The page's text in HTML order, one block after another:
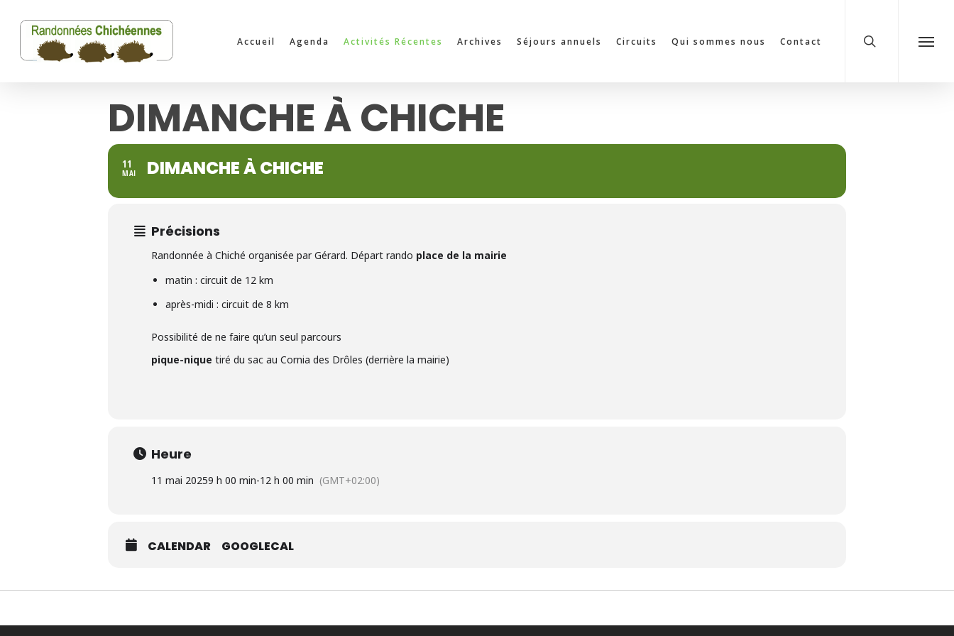
content
Accueil Agenda Activités Récentes Archives Séjours annuels Circuits Qui sommes nous Contact Menu
DIMANCHE À CHICHE
11
MAI DIMANCHE À CHICHE
Précisions
Randonnée à Chiché organisée par Gérard. Départ rando place de la mairie
matin : circuit de 12 km
après-midi : circuit de 8 km
Possibilité de ne faire qu’un seul parcours
pique-nique tiré du sac au Cornia des Drôles (derrière la mairie)
Heure
11 mai 20259 h 00 min-12 h 00 min (GMT+02:00)
CALENDAR GOOGLECAL